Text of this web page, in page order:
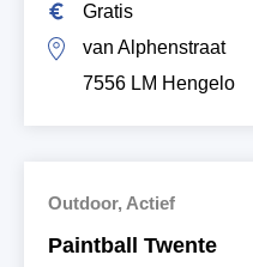
Gratis
van Alphenstraat
7556 LM Hengelo
Outdoor, Actief
Paintball Twente